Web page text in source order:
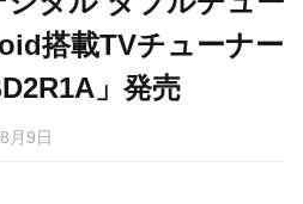
搭載TVチューナー
」発売
月9日